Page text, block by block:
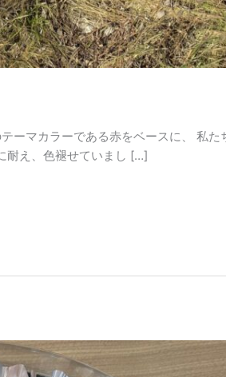
ーマカラーである赤をベースに、 私た
耐え、色褪せていまし […]